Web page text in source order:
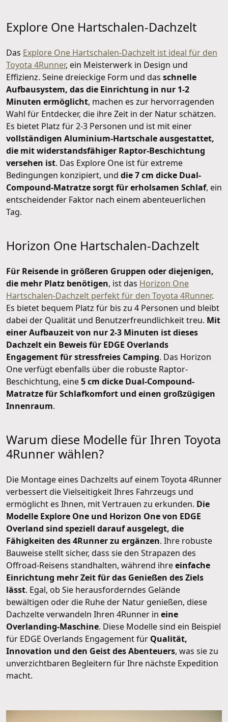
Explore One Hartschalen-Dachzelt
Das Explore One Hartschalen-Dachzelt ist ideal für den
Toyota 4Runner, ein Meisterwerk in Design und
Effizienz. Seine dreieckige Form und das schnelle
Aufbausystem, das die Einrichtung in nur 1-2
Minuten ermöglicht, machen es zur hervorragenden
Wahl für Entdecker, die ihre Zeit in der Natur schätzen.
Es bietet Platz für 2-3 Personen und ist mit einer
vollständigen Aluminium-Hartschale ausgestattet,
die mit widerstandsfähiger Raptor-Beschichtung
versehen ist. Das Explore One ist für extreme
Bedingungen konzipiert, und die 7 cm dicke Dual-
Compound-Matratze sorgt für erholsamen Schlaf, ein
entscheidender Faktor nach einem abenteuerlichen
Tag.
Horizon One Hartschalen-Dachzelt
Für Reisende in größeren Gruppen oder diejenigen,
die mehr Platz benötigen, ist das Horizon One
Hartschalen-Dachzelt perfekt für den Toyota 4Runner.
Es bietet bequem Platz für bis zu 4 Personen und bleibt
dabei der Qualität und Benutzerfreundlichkeit treu. Mit
einer Aufbauzeit von nur 2-3 Minuten ist dieses
Dachzelt ein Beweis für EDGE Overlands
Engagement für stressfreies Camping. Das Horizon
One verfügt ebenfalls über die robuste Raptor-
Beschichtung, eine5 cm dicke Dual-Compound-
Matratze für Schlafkomfort und einen großzügigen
Innenraum.
Warum diese Modelle für Ihren Toyota
4Runner wählen?
Die Montage eines Dachzelts auf einem Toyota 4Runner
verbessert die Vielseitigkeit Ihres Fahrzeugs und
ermöglicht es Ihnen, mit Vertrauen zu erkunden. Die
Modelle Explore One und Horizon One von EDGE
Overland sind speziell darauf ausgelegt, die
Fähigkeiten des 4Runner zu ergänzen. Ihre robuste
Bauweise stellt sicher, dass sie den Strapazen des
Offroad-Reisens standhalten, während ihreeinfache
Einrichtung mehr Zeit für das Genießen des Ziels
lässt. Egal, ob Sie herausforderndes Gelände
bewältigen oder die Ruhe der Natur genießen, diese
Dachzelte verwandeln Ihren 4Runner in eine
Overlanding-Maschine. Diese Modelle sind ein Beispiel
für EDGE Overlands Engagement für Qualität,
Innovation und den Geist des Abenteuers, was sie zu
unverzichtbaren Begleitern für Ihre nächste Expedition
macht.